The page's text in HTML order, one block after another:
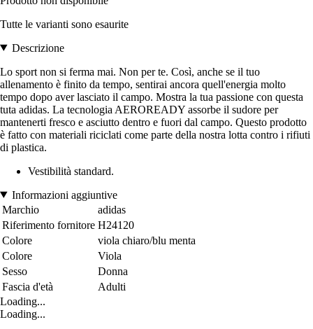
Tutte le varianti sono esaurite
Descrizione
Lo sport non si ferma mai. Non per te. Così, anche se il tuo
allenamento è finito da tempo, sentirai ancora quell'energia molto
tempo dopo aver lasciato il campo. Mostra la tua passione con questa
tuta adidas. La tecnologia AEROREADY assorbe il sudore per
mantenerti fresco e asciutto dentro e fuori dal campo. Questo prodotto
è fatto con materiali riciclati come parte della nostra lotta contro i rifiuti
di plastica.
Vestibilità standard.
Informazioni aggiuntive
Marchio
adidas
Riferimento fornitore H24120
Colore
viola chiaro/blu menta
Colore
Viola
Sesso
Donna
Fascia d'età
Adulti
Loading...
Loading...